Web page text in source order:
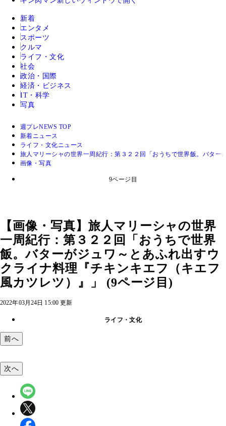
新着
エンタメ
スポーツ
クルマ
ライフ・文化
社会
政治・国際
経済・ビジネス
IT・科学
写真
週プレNEWS TOP
新着ニュース
ライフ・文化ニュース
旅人マリーシャの世界一周紀行：第３２２回「おうちで世界飯。バタ
画像・写真
9ページ目
【画像・写真】旅人マリーシャの世界
一周紀行：第３２２回「おうちで世界
飯。バターがジュワ～とあふれ出すウ
クライナ料理『チキンキエフ（キエフ
風カツレツ）』」 (9ページ目)
2022年03月24日 15:00 更新
ライフ・文化
前へ
次へ